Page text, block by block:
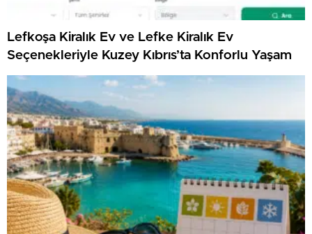
Lefkoşa Kiralık Ev ve Lefke Kiralık Ev
Seçenekleriyle Kuzey Kıbrıs’ta Konforlu Yaşam